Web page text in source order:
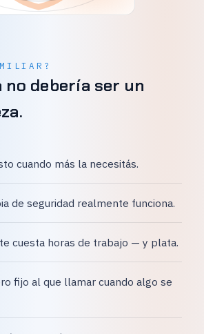
debería ser un
cuando más la necesitás.
de seguridad realmente funciona.
cuesta horas de trabajo — y plata.
fijo al que llamar cuando algo se